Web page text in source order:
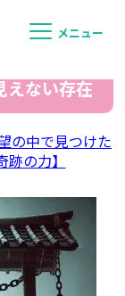
メニュー
えない存在
の中で見つけた
の力】